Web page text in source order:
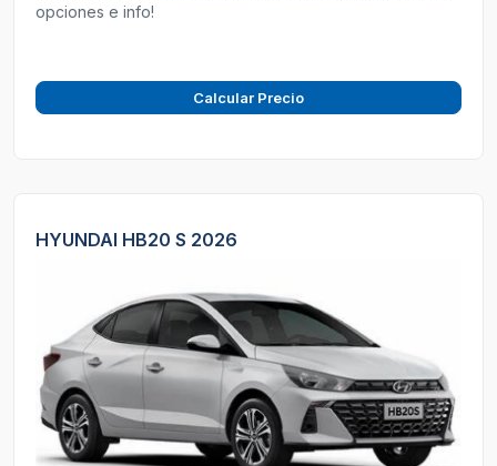
opciones e info!
Calcular Precio
HYUNDAI HB20 S 2026